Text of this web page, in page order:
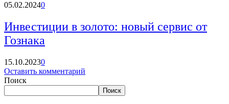
05.02.20240
Инвестиции в золото: новый сервис от
Гознака
15.10.20230
Оставить комментарий
Поиск
Поиск